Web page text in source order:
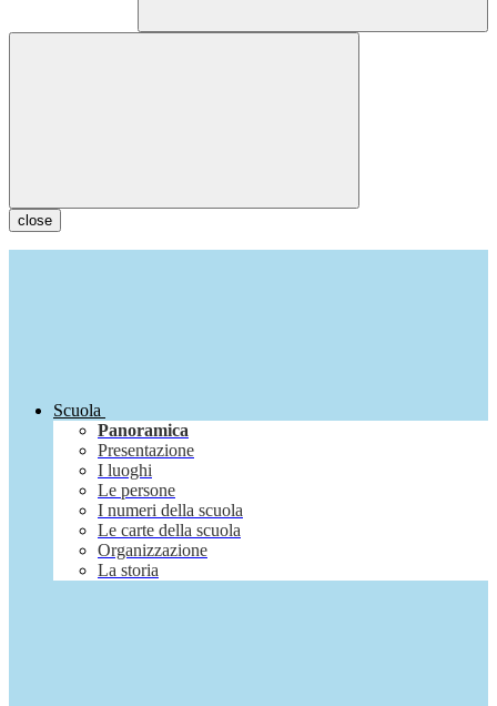
close
Scuola
Panoramica
Presentazione
I luoghi
Le persone
I numeri della scuola
Le carte della scuola
Organizzazione
La storia